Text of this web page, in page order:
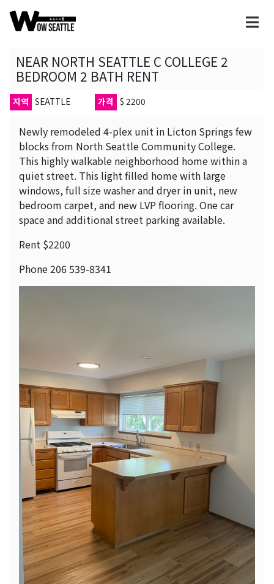
NEAR NORTH SEATTLE C COLLEGE 2
BEDROOM 2 BATH RENT
지역 SEATTLE 가격 $ 2200
Newly remodeled 4-plex unit in Licton Springs few
blocks from North Seattle Community College.
This highly walkable neighborhood home within a
quiet street. This light filled home with large
windows, full size washer and dryer in unit, new
bedroom carpet, and new LVP flooring. One car
space and additional street parking available.
Rent $2200
Phone 206 539-8341